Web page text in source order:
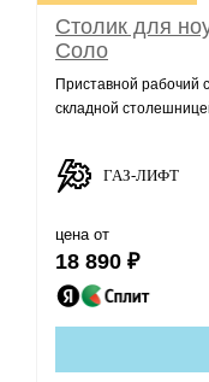
Столик для
Соло
Приставной рабочий
складной
ГАЗ-ЛИФТ
цена от
18 890 ₽